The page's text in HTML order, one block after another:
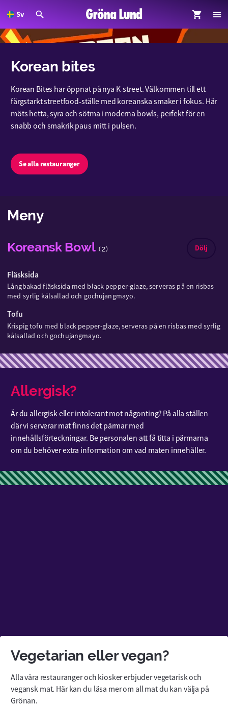
Sv
Korean bites
Korean Bites har öppnat på nya K-street. Välkommen till ett
färgstarkt streetfood-ställe med koreanska smaker i fokus. Här
möts hetta, syra och sötma i moderna bowls, perfekt för en
snabb och smakrik paus mitt i pulsen.
Se alla restauranger
Meny
Koreansk Bowl (2) Dölj
Fläsksida
Långbakad fläsksida med black pepper-glaze, serveras på en risbas
med syrlig kålsallad och gochujangmayo.
Tofu
Krispig tofu med black pepper-glaze, serveras på en risbas med syrlig
kålsallad och gochujangmayo.
Allergisk?
Är du allergisk eller intolerant mot någonting? På alla ställen
där vi serverar mat finns det pärmar med
innehållsförteckningar. Be personalen att få titta i pärmarna
om du behöver extra information om vad maten innehåller.
Vegetarian eller vegan?
Alla våra restauranger och kiosker erbjuder vegetarisk och
vegansk mat. Här kan du läsa mer om all mat du kan välja på
Grönan.